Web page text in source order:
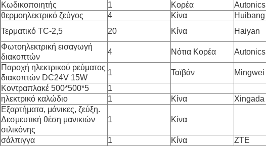
Κωδικοποιητής
1 Κορέα
Autonics
θερμοηλεκτρικό ζεύγος
4 Κίνα
Huibang
Τερματικό TC-2,5
20 Κίνα Haiyan
Φωτοηλεκτρική εισαγωγή
διακοπτών
4 Νότια Κορέα
Autonics
Παροχή ηλεκτρικού ρεύματος
διακοπτών DC24V 15W
1 Ταϊβάν
Mingwei
Κοντραπλακέ 500*500*5
1
ηλεκτρικό καλώδιο
1 Κίνα
Xingada
Εξαρτήματα, μάνικες, ζεύξη.
Δεσμευτική θέση μανικιών
σιλικόνης
1 Κίνα
σάλπιγγα 1 Κίνα
ZTE